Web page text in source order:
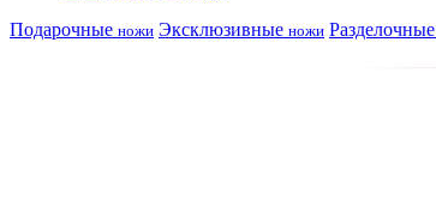
Подарочные ножи Эксклюзивные ножи Разделочные